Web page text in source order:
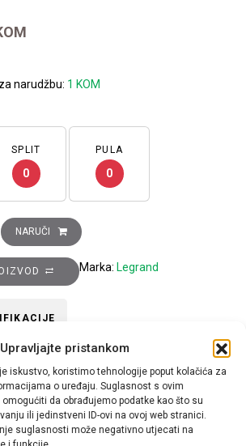
Upravljajte pristankom
iskustvo, koristimo tehnologije poput kolačića za
o uređaju. Suglasnost s ovim
da obrađujemo podatke kao što su
ili jedinstveni ID-ovi na ovoj web stranici.
suglasnosti može negativno utjecati na
narudžbu: 1 KOM
SPLIT
0
PULA
0
IC detektorom pokreta, podešenje
NARUČI
Marka: Legrand